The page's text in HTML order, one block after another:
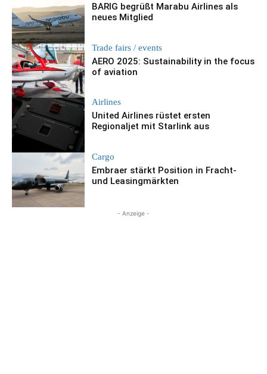
BARIG begrüßt Marabu Airlines als
neues Mitglied
Trade fairs / events
AERO 2025: Sustainability in the focus
of aviation
Airlines
United Airlines rüstet ersten
Regionaljet mit Starlink aus
Cargo
Embraer stärkt Position in Fracht-
und Leasingmärkten
- Anzeige -